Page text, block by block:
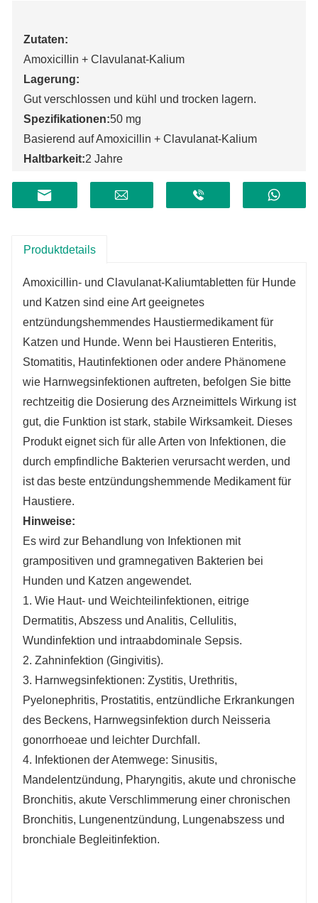
Zutaten:
Amoxicillin + Clavulanat-Kalium
Lagerung:
Gut verschlossen und kühl und trocken lagern.
Spezifikationen:50 mg
Basierend auf Amoxicillin + Clavulanat-Kalium
Haltbarkeit:2 Jahre
Produktdetails
Amoxicillin- und Clavulanat-Kaliumtabletten für Hunde
und Katzen sind eine Art geeignetes
entzündungshemmendes Haustiermedikament für
Katzen und Hunde. Wenn bei Haustieren Enteritis,
Stomatitis, Hautinfektionen oder andere Phänomene
wie Harnwegsinfektionen auftreten, befolgen Sie bitte
rechtzeitig die Dosierung des Arzneimittels Wirkung ist
gut, die Funktion ist stark, stabile Wirksamkeit. Dieses
Produkt eignet sich für alle Arten von Infektionen, die
durch empfindliche Bakterien verursacht werden, und
ist das beste entzündungshemmende Medikament für
Haustiere.
Hinweise:
Es wird zur Behandlung von Infektionen mit
grampositiven und gramnegativen Bakterien bei
Hunden und Katzen angewendet.
1. Wie Haut- und Weichteilinfektionen, eitrige
Dermatitis, Abszess und Analitis, Cellulitis,
Wundinfektion und intraabdominale Sepsis.
2. Zahninfektion (Gingivitis).
3. Harnwegsinfektionen: Zystitis, Urethritis,
Pyelonephritis, Prostatitis, entzündliche Erkrankungen
des Beckens, Harnwegsinfektion durch Neisseria
gonorrhoeae und leichter Durchfall.
4. Infektionen der Atemwege: Sinusitis,
Mandelentzündung, Pharyngitis, akute und chronische
Bronchitis, akute Verschlimmerung einer chronischen
Bronchitis, Lungenentzündung, Lungenabszess und
bronchiale Begleitinfektion.